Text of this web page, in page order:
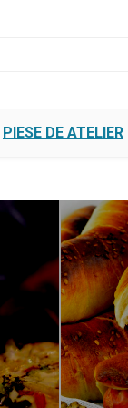
PIESE DE ATELIER